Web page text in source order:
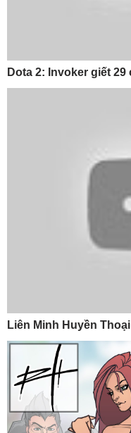
Dota 2: Invoker giết 29
Liên Minh Huyền